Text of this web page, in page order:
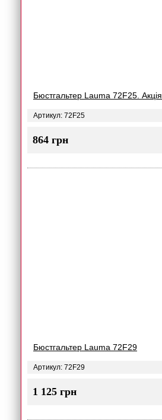
Бюстгальтер Lauma 72F25. Акція.
Артикул: 72F25
864 грн
Бюстгальтер Lauma 72F29
Артикул: 72F29
1 125 грн